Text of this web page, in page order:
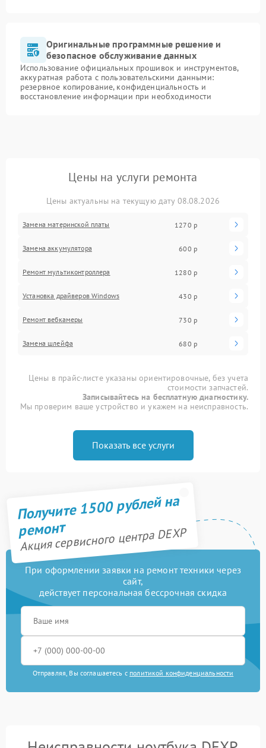
Оригинальные программные решение и
безопасное обслуживание данных
Использование официальных прошивок и инструментов,
аккуратная работа с пользовательскими данными:
резервное копирование, конфиденциальность и
восстановление информации при необходимости
Цены на услуги ремонта
Цены актуальны на текущую дату 08.08.2026
Замена материнской платы 1270 р
Замена аккумулятора 600 р
Ремонт мультиконтроллера 1280 р
Установка драйверов Windows 430 р
Ремонт вебкамеры 730 р
Замена шлейфа 680 р
Цены в прайс-листе указаны ориентировочные, без учета
стоимости запчастей.
Записывайтесь на бесплатную диагностику.
Мы проверим ваше устройство и укажем на неисправность.
Показать все услуги
Получите 1500 рублей на
ремонт
Акция сервисного центра DEXP
При оформлении заявки на ремонт техники через
сайт,
действует персональная бессрочная скидка
Отправляя, Вы соглашаетесь с политикой конфиденциальности